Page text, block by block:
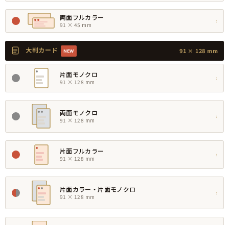
両面フルカラー
91 × 45 mm
›
大判カード NEW 91 × 128 mm
片面モノクロ
91 × 128 mm
›
両面モノクロ
91 × 128 mm
›
片面フルカラー
91 × 128 mm
›
片面カラー・片面モノクロ
91 × 128 mm
›